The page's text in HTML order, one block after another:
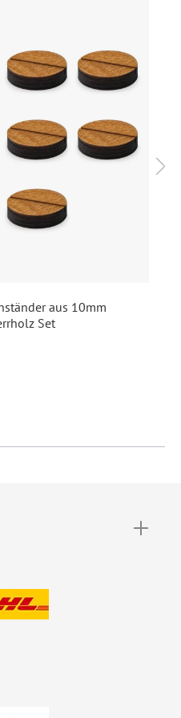
DIN Lang hoch
99 x 210 mm,
Ecken,
Individuell bedruckt,
Druck Ihrer Texte
aus 10mm
Set